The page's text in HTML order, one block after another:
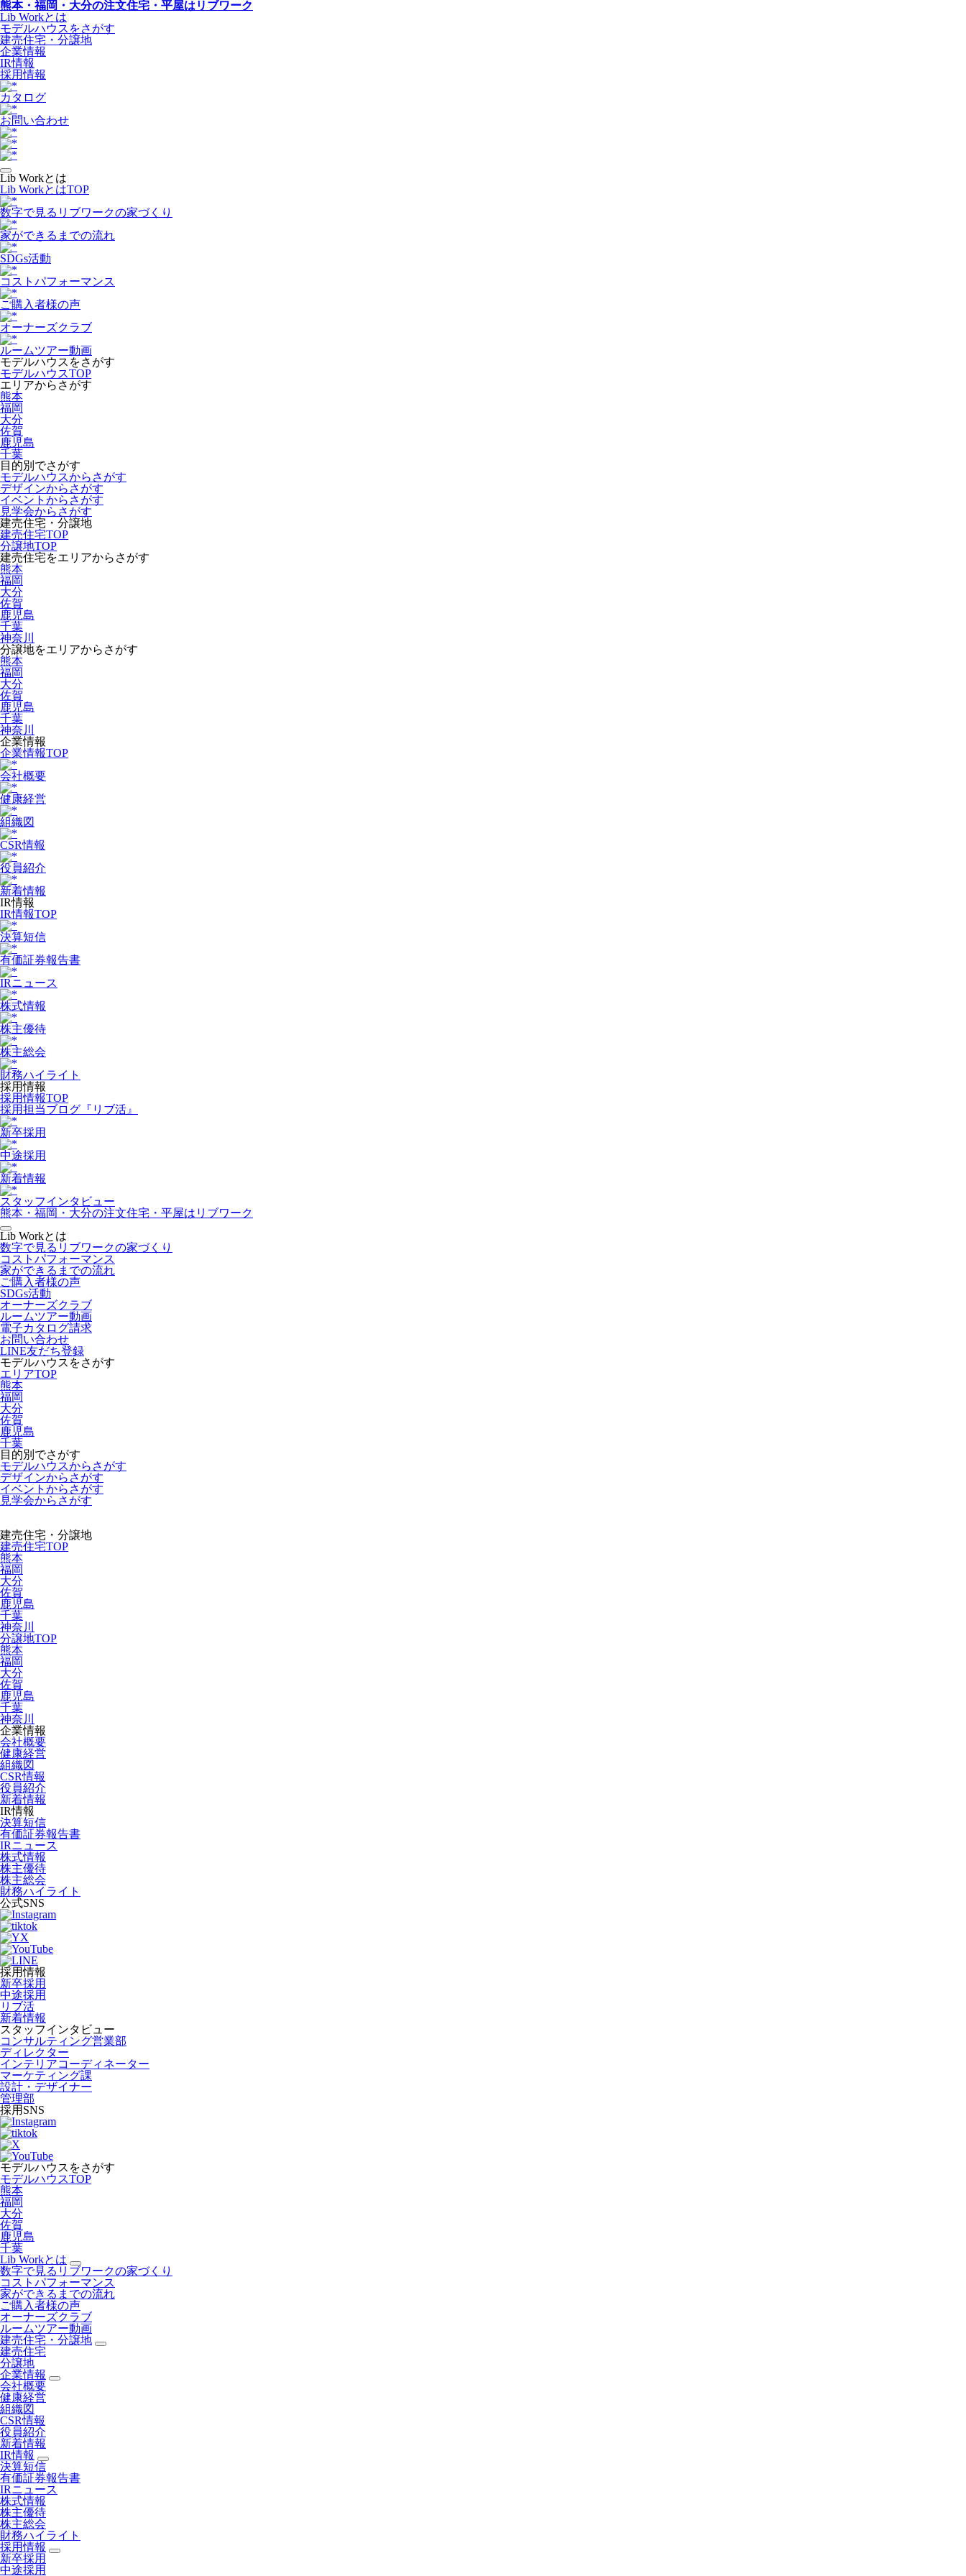
熊本・福岡・大分の注文住宅・平屋はリブワーク
Lib Workとは
モデルハウスをさがす
建売住宅・分譲地
企業情報
IR情報
採用情報
カタログ
お問い合わせ
Lib Workとは
Lib WorkとはTOP
数字で⾒るリブワークの家づくり
家ができるまでの流れ
SDGs活動
コストパフォーマンス
ご購入者様の声
オーナーズクラブ
ルームツアー動画
モデルハウスをさがす
モデルハウスTOP
エリアからさがす
熊本
福岡
大分
佐賀
鹿児島
千葉
目的別でさがす
モデルハウスからさがす
デザインからさがす
イベントからさがす
見学会からさがす
建売住宅・分譲地
建売住宅TOP
分譲地TOP
建売住宅をエリアからさがす
熊本
福岡
大分
佐賀
鹿児島
千葉
神奈川
分譲地をエリアからさがす
熊本
福岡
大分
佐賀
鹿児島
千葉
神奈川
企業情報
企業情報TOP
会社概要
健康経営
組織図
CSR情報
役員紹介
新着情報
IR情報
IR情報TOP
決算短信
有価証券報告書
IRニュース
株式情報
株主優待
株主総会
財務ハイライト
採用情報
採用情報TOP
採用担当ブログ『リブ活』
新卒採用
中途採用
新着情報
スタッフインタビュー
熊本・福岡・大分の注文住宅・平屋はリブワーク
Lib Workとは
数字で見るリブワークの家づくり
コストパフォーマンス
家ができるまでの流れ
ご購入者様の声
SDGs活動
オーナーズクラブ
ルームツアー動画
電子カタログ請求
お問い合わせ
LINE友だち登録
モデルハウスをさがす
エリアTOP
熊本
福岡
大分
佐賀
鹿児島
千葉
目的別でさがす
モデルハウスからさがす
デザインからさがす
イベントからさがす
見学会からさがす
建売住宅・分譲地
建売住宅TOP
熊本
福岡
大分
佐賀
鹿児島
千葉
神奈川
分譲地TOP
熊本
福岡
大分
佐賀
鹿児島
千葉
神奈川
企業情報
会社概要
健康経営
組織図
CSR情報
役員紹介
新着情報
IR情報
決算短信
有価証券報告書
IRニュース
株式情報
株主優待
株主総会
財務ハイライト
公式SNS
採用情報
新卒採用
中途採用
リブ活
新着情報
スタッフインタビュー
コンサルティング営業部
ディレクター
インテリアコーディネーター
マーケティング課
設計・デザイナー
管理部
採用SNS
モデルハウスをさがす
モデルハウスTOP
熊本
福岡
大分
佐賀
鹿児島
千葉
Lib Workとは
数字で見るリブワークの家づくり
コストパフォーマンス
家ができるまでの流れ
ご購入者様の声
オーナーズクラブ
ルームツアー動画
建売住宅・分譲地
建売住宅
分譲地
企業情報
会社概要
健康経営
組織図
CSR情報
役員紹介
新着情報
IR情報
決算短信
有価証券報告書
IRニュース
株式情報
株主優待
株主総会
財務ハイライト
採用情報
新卒採用
中途採用